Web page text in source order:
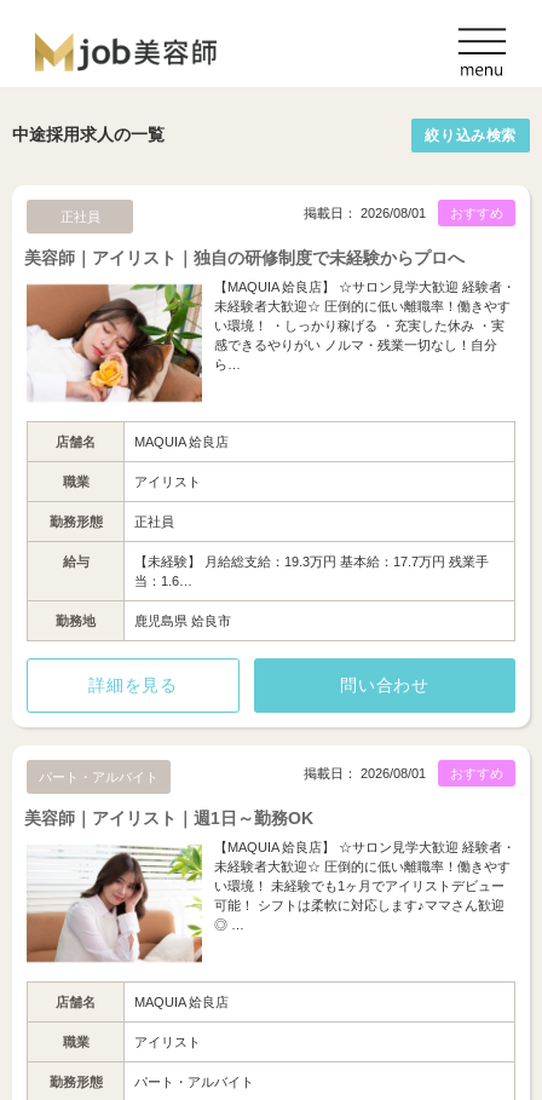
中途採用求人の一覧 絞り込み検索
正社員 おすすめ
掲載日： 2026/08/01
美容師｜アイリスト｜独自の研修制度で未経験からプロへ
【MAQUIA 姶良店】 ☆サロン見学大歓迎 経験者・
未経験者大歓迎☆ 圧倒的に低い離職率！働きやす
い環境！ ・しっかり稼げる ・充実した休み ・実
感できるやりがい ノルマ・残業一切なし！自分
ら…
店舗名 MAQUIA 姶良店
職業 アイリスト
勤務形態 正社員
給与
【未経験】 月給総支給：19.3万円 基本給：17.7万円 残業手
当：1.6…
勤務地 鹿児島県 姶良市
詳細を見る 問い合わせ
パート・アルバイト おすすめ
掲載日： 2026/08/01
美容師｜アイリスト｜週1日～勤務OK
【MAQUIA 姶良店】 ☆サロン見学大歓迎 経験者・
未経験者大歓迎☆ 圧倒的に低い離職率！働きやす
い環境！ 未経験でも1ヶ月でアイリストデビュー
可能！ シフトは柔軟に対応します♪ママさん歓迎
◎ …
店舗名 MAQUIA 姶良店
職業 アイリスト
勤務形態 パート・アルバイト